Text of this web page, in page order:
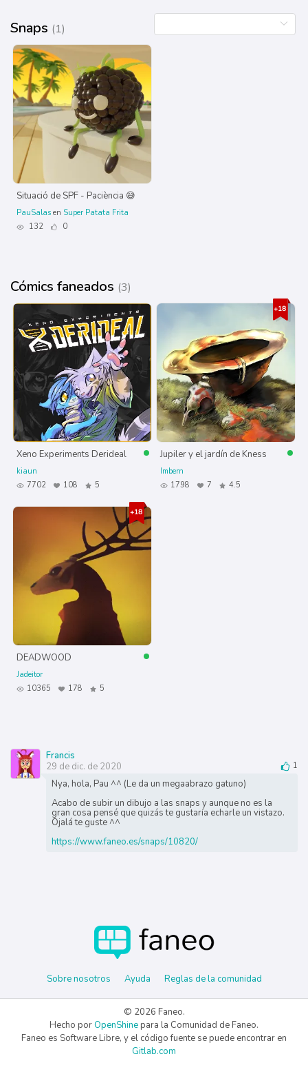
Snaps (1)
Situació de SPF - Paciència 😅
PauSalas en Super Patata Frita
132
0
Cómics faneados (3)
Xeno Experiments Derideal
kiaun
7702
108 5
Jupiler y el jardín de Kness
Imbern
1798
7 4.5
DEADWOOD
Jadeitor
10365
178 5
Francis
29 de dic. de 2020
1
Nya, hola, Pau ^^ (Le da un megaabrazo gatuno)
Acabo de subir un dibujo a las snaps y aunque no es la
gran cosa pensé que quizás te gustaría echarle un vistazo.
Ojalá te guste ^^
https://www.faneo.es/snaps/10820/
Sobre nosotros Ayuda Reglas de la comunidad
© 2026 Faneo.
Hecho porOpenShine para la Comunidad de Faneo.
Faneo es Software Libre, y el código fuente se puede encontrar en
Gitlab.com